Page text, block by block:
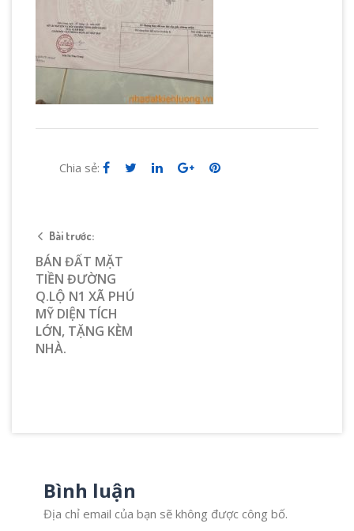
Chia sẻ:
Bài trước:
BÁN ĐẤT MẶT
TIỀN ĐƯỜNG
Q.LỘ N1 XÃ PHÚ
MỸ DIỆN TÍCH
LỚN, TẶNG KÈM
NHÀ.
Bình luận
Địa chỉ email của bạn sẽ không được công bố.